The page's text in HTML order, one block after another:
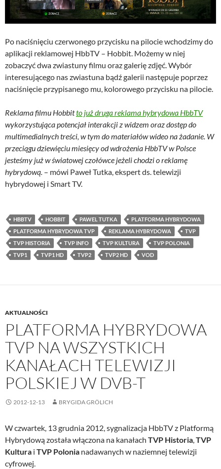
Po naciśnięciu czerwonego przycisku na pilocie wchodzimy do
aplikacji reklamowej HbbTV – Hobbit. Możemy w niej
zobaczyć dwa zwiastuny filmu oraz galerię zdjęć. Wybór
interesującego nas zwiastuna bądź galerii następuje poprzez
naciśnięcie przypisanego mu, kolorowego przycisku na pilocie.
Reklama filmu Hobbitto już druga reklama hybrydowa HbbTV
wykorzystująca potencjał interakcji z widzem oraz dostęp do
multimedialnych treści, w tym do materiałów wideo na żadanie. W
przeciągu dziewięciu miesięcy od wdrożenia HbbTV w Polsce
jesteśmy już w światowej czołówce jeżeli chodzi o reklamę
hybrydową. – mówi Paweł Tutka, ekspert ds. telewizji
hybrydowej i Smart TV.
HBBTV HOBBIT PAWEL TUTKA
PLATFORMA HYBRYDOWA
PLATFORMA HYBRYDOWA TVP
REKLAMA HYBRYDOWA
TVP
TVP HISTORIA
TVP INFO TVP KULTURA
TVP POLONIA
TVP1
TVP1 HD TVP2 TVP2 HD VOD
AKTUALNOŚCI
PLATFORMA HYBRYDOWA
TVP NA WSZYSTKICH
KANAŁACH TELEWIZJI
POLSKIEJ W DVB-T
2012-12-13 BRYGIDA GRÖLICH
W czwartek, 13 grudnia 2012, sygnalizacja HbbTV z Platformą
Hybrydową została włączona na kanałach TVP Historia,TVP
Kultura i TVP Polonia nadawanych w naziemnej telewizji
cyfrowej.